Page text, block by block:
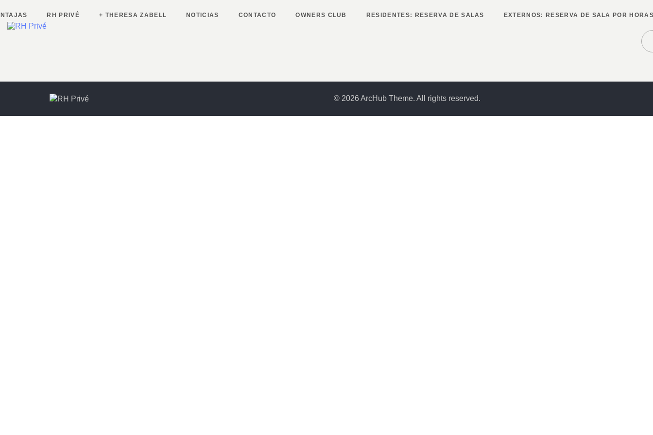
RH PRIVÉ + THERESA ZABELL NOTICIAS CONTACTO OWNERS CLUB RESIDENTES: RESERVA DE SALAS EXTERNOS: RESERVA DE SALA POR
© 2026 ArcHub Theme. All rights reserved.